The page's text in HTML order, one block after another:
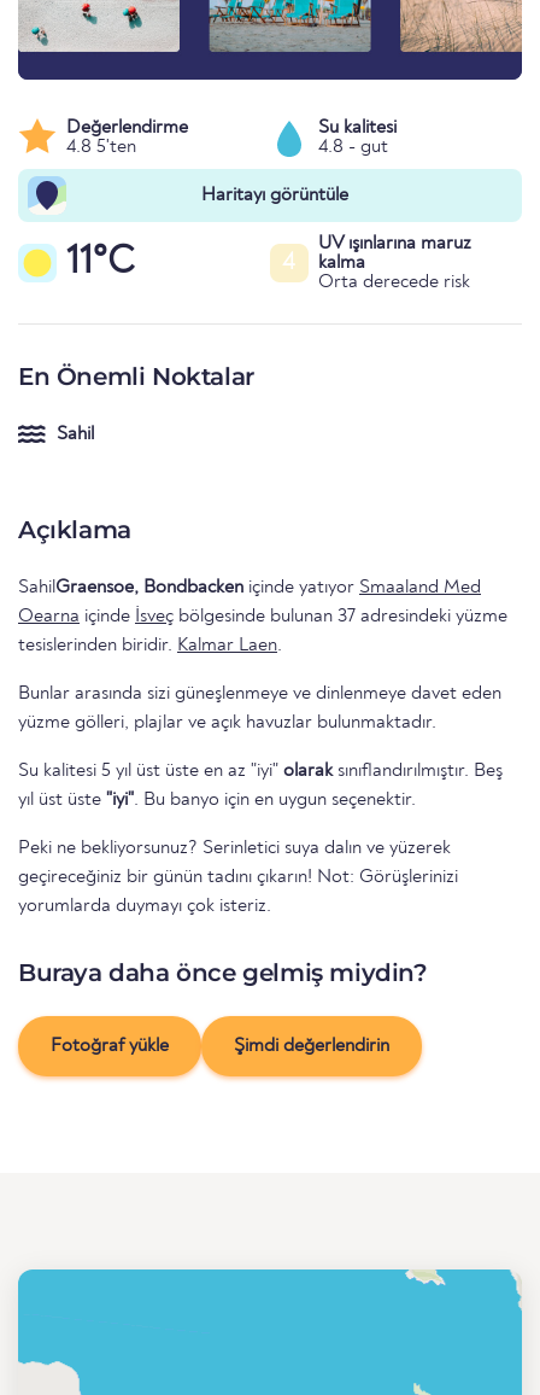
Değerlendirme
4.8 5'ten
Su kalitesi
4.8 - gut
Haritayı görüntüle
11°C 4
UV ışınlarına maruz
kalma
Orta derecede risk
En Önemli Noktalar
Sahil
Açıklama
SahilGraensoe, Bondbacken içinde yatıyor Smaaland Med
Oearna içinde İsveç bölgesinde bulunan 37 adresindeki yüzme
tesislerinden biridir. Kalmar Laen.
Bunlar arasında sizi güneşlenmeye ve dinlenmeye davet eden
yüzme gölleri, plajlar ve açık havuzlar bulunmaktadır.
Su kalitesi 5 yıl üst üste en az "iyi" olaraksınıflandırılmıştır. Beş
yıl üst üste "iyi". Bu banyo için en uygun seçenektir.
Peki ne bekliyorsunuz? Serinletici suya dalın ve yüzerek
geçireceğiniz bir günün tadını çıkarın! Not: Görüşlerinizi
yorumlarda duymayı çok isteriz.
Buraya daha önce gelmiş miydin?
Fotoğraf yükle Şimdi değerlendirin